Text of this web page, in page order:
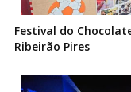
Festival do
Ribeirão Pires